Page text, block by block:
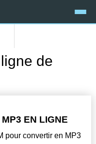
de
EN LIGNE
pour convertir en MP3